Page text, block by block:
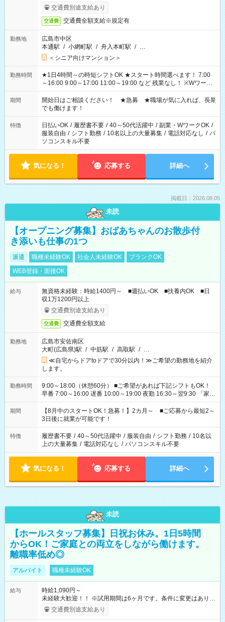
完了次第のお支払いとなります。
交通費別途支給あり
交通費 交通費全額支給※規定有
勤務地
広島市中区
本通駅 / 小網町駅 / 舟入本町駅 / …
＜シニア向けマンション＞
勤務時間
★1日4時間～の時短シフトOK ★スタート時間選べます！ 7:00
～16:00 9:00～17:00 11:00～19:00 など 残業なし！ ※Wワーク
の場合、他のお仕事と合わせ週40時間超の就業はご案内できま
せん ※法令に基づき、週20時間以上勤務は社会保険への加入対
象となります ※労働者派遣法（日雇い派遣の原則禁止）によ
り、短時間・短期間の就業はご案内が難しい場合があります
期間
開始日はご相談ください！ ★急募 ★職場が気に入れば、長期
でも働けます！
特徴 日払いOK / 履歴書不要 / 40～50代活躍中 / 副業・WワークOK /
服装自由 / シフト勤務 / 10名以上の大量募集 / 電話対応なし / パ
ソコンスキル不要
気になる！ 応募する 詳細へ
掲載日：2026.08.05
未読
【オープニング募集】おばあちゃんのお散歩付
き添いも仕事の1つ
派遣 職種未経験OK 社会人未経験OK
ブランクOK
WEB登録・面接OK
給与
無資格未経験：時給1400円～ ■週払いOK ■扶養内OK ■日
収1万1200円以上
交通費別途支給あり
交通費 交通費全額支給
勤務地
広島市安佐南区
大町(広島県)駅 / 中筋駅 / 高取駅 / …
≪自宅からドアtoドアで30分以内！≫ご希望の勤務地を紹介
します。
勤務時間
9:00～18:00（休憩60分） ■ご希望があれば下記シフトもOK！
早番 7:00～16:00 遅番 10:00～19:00 夜勤 16:30～翌9:30 「家族
と休みを合わせたい」 「余裕を持って夕飯の準備がしたい」
「できれば残業はしたくない」 など、ご希望を教えてください
ね。 ※Wワーク希望の方へ 今ご覧のお仕事で希望する勤務時間
と、もう1つのお仕事の勤務時間。 合計で週40時間を超える場
合は応募できません。
期間
【8月中のスタートOK！急募！】2カ月～ ■ご応募から最短2～
3日後に就業が可能です！
特徴 履歴書不要 / 40～50代活躍中 / 服装自由 / シフト勤務 / 10名以
上の大量募集 / 電話対応なし / パソコンスキル不要
気になる！ 応募する 詳細へ
未読
【ホールスタッフ募集】日祝お休み。1日5時間
からOK！ご家庭との両立をしながら働けます。
離職率低め◎
アルバイト 職種未経験OK
給与
時給1,090円～
未経験大歓迎！！ ※試用期間は6ヶ月です。条件に変更はありま
せん。 【試用期間】試用期間あり 試用期間の長さ：6ヶ月 雇用
形態、給与は本採用時と同じです。
交通費別途支給あり